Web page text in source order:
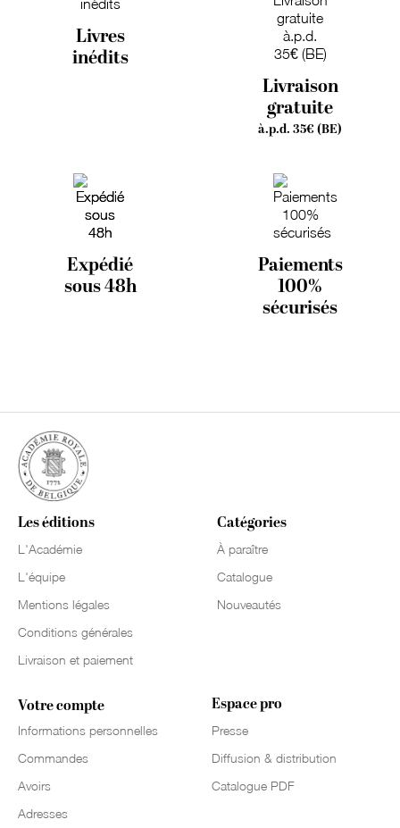
Livres
inédits
Livraison
gratuite
à.p.d. 35€ (BE)
Expédié
sous 48h
Paiements
100%
sécurisés
Les éditions
L'Académie
L'équipe
Mentions légales
Conditions générales
Livraison et paiement
Catégories
À paraître
Catalogue
Nouveautés
Votre compte
Informations personnelles
Commandes
Avoirs
Adresses
Espace pro
Presse
Diffusion & distribution
Catalogue PDF